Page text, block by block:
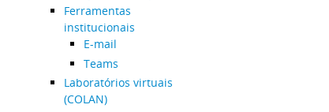
Ferramentas
institucionais
E-mail
Teams
Laboratórios virtuais
(COLAN)